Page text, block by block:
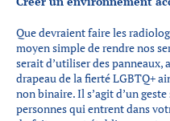
Que devraient faire les
moyen simple de rendre nos
serait d’utiliser des
drapeau de la fierté LGBTQ+
non binaire. Il s’agit d’un
personnes qui entrent dans